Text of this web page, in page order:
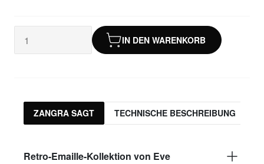
IN DEN WARENKORB
ZANGRA SAGT TECHNISCHE BESCHREIBUNG
Retro-Emaille-Kollektion von Eve